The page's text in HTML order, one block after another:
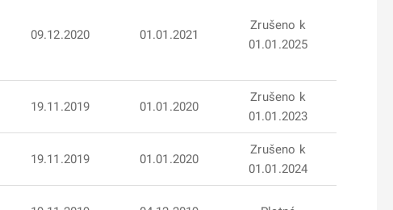
09.12.2020 01.01.2021
Zrušeno k
01.01.2025
19.11.2019 01.01.2020
Zrušeno k
01.01.2023
19.11.2019 01.01.2020
Zrušeno k
01.01.2024